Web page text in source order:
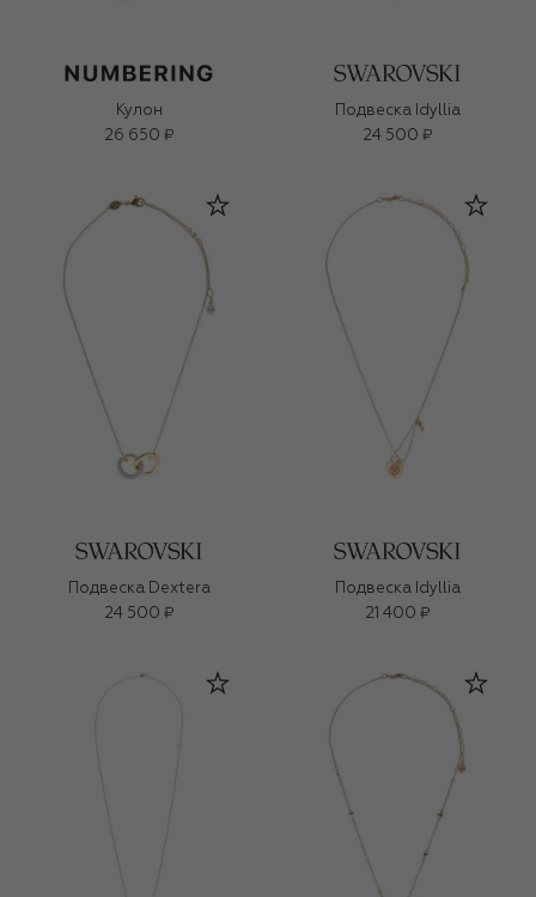
Кулон
26 650 ₽
Подвеска Idyllia
24 500 ₽
Подвеска Dextera
24 500 ₽
Подвеска Idyllia
21 400 ₽